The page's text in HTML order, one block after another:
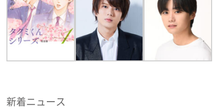
新着ニュース